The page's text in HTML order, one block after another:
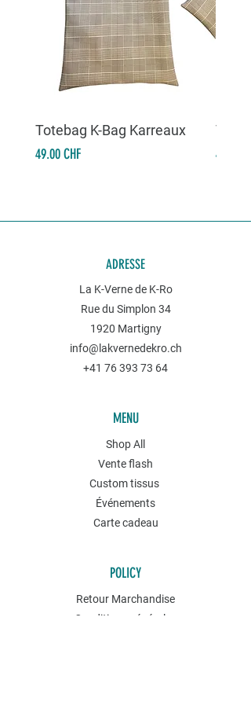
Totebag K-Bag Karreaux
Prix
49.00 CHF Prix
49.00
ADRESSE
La K-Verne de K-Ro
Rue du Simplon 34
1920 Martigny
info@lakvernedekro.ch
+41 76 393 73 64
MENU
Shop All
Vente flash
Custom tissus
Événements
Carte cadeau
POLICY
Retour Marchandise
Conditions générales